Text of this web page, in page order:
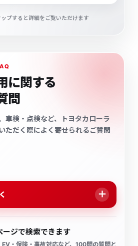
プすると詳細をご覧いただけます
に関する
問
車検・点検など、トヨタカローラ
ただく際によく寄せられるご質問
＋
店舗へ行けますか？
ージで検索できます
・保険・事故対応など、100問の質問と